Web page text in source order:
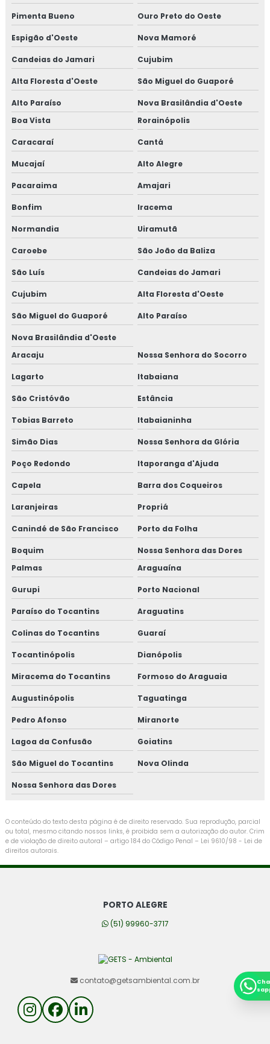
Pimenta Bueno Ouro Preto do Oeste
Espigão d'Oeste Nova Mamoré
Candeias do Jamari Cujubim
Alta Floresta d'Oeste São Miguel do Guaporé
Alto Paraíso
Nova Brasilândia d'Oeste
Boa Vista
Rorainópolis
Caracaraí Cantá
Mucajaí Alto Alegre
Pacaraima Amajari
Bonfim Iracema
Normandia Uiramutã
Caroebe São João da Baliza
São Luís Candeias do Jamari
Cujubim Alta Floresta d'Oeste
São Miguel do Guaporé Alto Paraíso
Nova Brasilândia d'Oeste
Aracaju
Nossa Senhora do Socorro
Lagarto Itabaiana
São Cristóvão Estância
Tobias Barreto Itabaianinha
Simão Dias Nossa Senhora da Glória
Poço Redondo Itaporanga d'Ajuda
Capela Barra dos Coqueiros
Laranjeiras Propriá
Canindé de São Francisco Porto da Folha
Boquim
Nossa Senhora das Dores
Palmas
Araguaína
Gurupi Porto Nacional
Paraíso do Tocantins Araguatins
Colinas do Tocantins Guaraí
Tocantinópolis Dianópolis
Miracema do Tocantins Formoso do Araguaia
Augustinópolis Taguatinga
Pedro Afonso Miranorte
Lagoa da Confusão Goiatins
São Miguel do Tocantins Nova Olinda
Nossa Senhora das Dores
O conteúdo do texto desta página é de direito reservado. Sua reprodução, parcial
ou total, mesmo citando nossos links, é proibida sem a autorização do autor. Crim
e de violação de direito autoral – artigo 184 do Código Penal – Lei 9610/98 - Lei de
direitos autorais.
PORTO ALEGRE
(51) 99960-3717
contato@getsambiental.com.br